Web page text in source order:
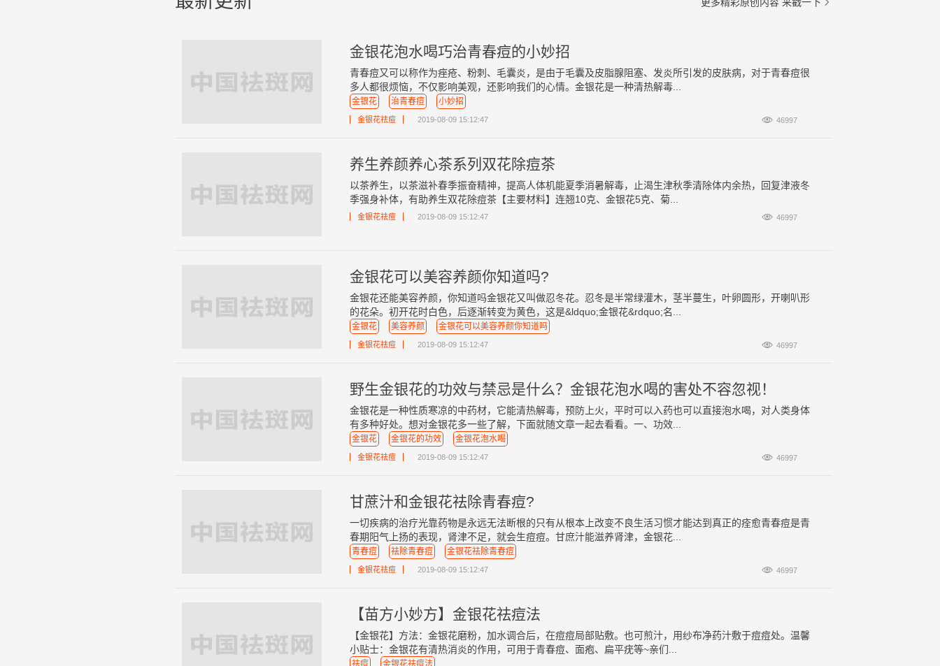
金银花泡水喝巧治青春痘的小妙招
青春痘又可以称作为痤疮、粉刺、毛囊炎，是由于毛囊及皮脂腺阻塞、发炎所引发的皮肤病，对于青春痘很
多人都很烦恼，不仅影响美观，还影响我们的心情。金银花是一种清热解毒...
金银花 治青春痘 小妙招
 46997
金银花祛痘 2019-08-09 15:12:47
养生养颜养心茶系列双花除痘茶
以茶养生，以茶滋补春季振奋精神，提高人体机能夏季消暑解毒，止渴生津秋季清除体内余热，回复津液冬
季强身补体，有助养生双花除痘茶【主要材料】连翘10克、金银花5克、菊...
 46997
金银花祛痘 2019-08-09 15:12:47
金银花可以美容养颜你知道吗?
金银花还能美容养颜，你知道吗金银花又叫做忍冬花。忍冬是半常绿灌木，茎半蔓生，叶卵圆形，开喇叭形
的花朵。初开花时白色，后逐渐转变为黄色，这是&ldquo;金银花&rdquo;名...
金银花 美容养颜 金银花可以美容养颜你知道吗
 46997
金银花祛痘 2019-08-09 15:12:47
野生金银花的功效与禁忌是什么？金银花泡水喝的害处不容忽视！
金银花是一种性质寒凉的中药材，它能清热解毒，预防上火，平时可以入药也可以直接泡水喝，对人类身体
有多种好处。想对金银花多一些了解，下面就随文章一起去看看。一、功效...
金银花 金银花的功效 金银花泡水喝
 46997
金银花祛痘 2019-08-09 15:12:47
甘蔗汁和金银花祛除青春痘?
一切疾病的治疗光靠药物是永远无法断根的只有从根本上改变不良生活习惯才能达到真正的痊愈青春痘是青
春期阳气上扬的表现，肾津不足，就会生痘痘。甘庶汁能滋养肾津，金银花...
青春痘 祛除青春痘 金银花祛除青春痘
 46997
金银花祛痘 2019-08-09 15:12:47
【苗方小妙方】金银花祛痘法
【金银花】方法：金银花磨粉，加水调合后，在痘痘局部贴敷。也可煎汁，用纱布净药汁敷于痘痘处。温馨
小贴士：金银花有清热消炎的作用，可用于青春痘、面疱、扁平疣等~亲们...
祛痘 金银花祛痘法